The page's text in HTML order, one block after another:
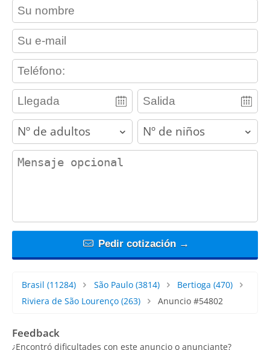
contact_name
contact_email
contact_phone
adults children
contact_message
Pedir cotización →
Brasil (11284) São Paulo(3814) Bertioga (470)
Riviera de São Lourenço (263) Anuncio #54802
Feedback
¿Encontró dificultades con este anuncio o anunciante?